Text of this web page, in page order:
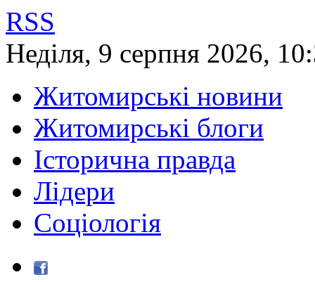
RSS
Неділя, 9 серпня 2026,
Житомирські новини
Житомирські блоги
Історична правда
Лідери
Соціологія